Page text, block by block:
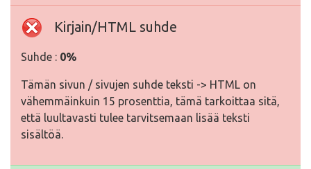
Kirjain/HTML suhde
Suhde : 0%
Tämän sivun / sivujen suhde teksti -> HTML on
vähemmäinkuin 15 prosenttia, tämä tarkoittaa sitä,
että luultavasti tulee tarvitsemaan lisää teksti
sisältöä.